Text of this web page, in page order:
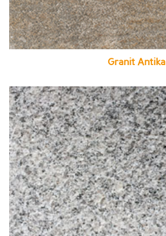
Granit Antika